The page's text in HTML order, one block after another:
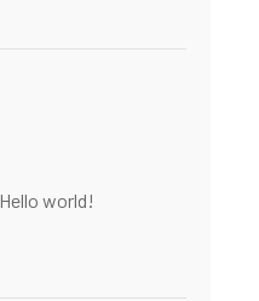
Hello world!